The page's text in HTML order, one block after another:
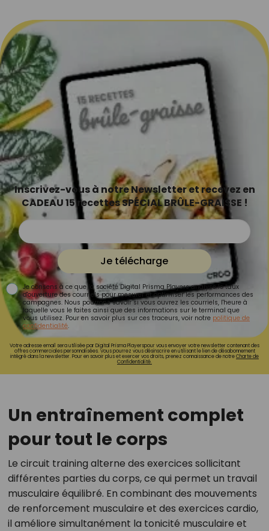
Inscrivez-vous à notre Newsletter et recevez en
CADEAU 15 recettes SPÉCIAL BRÛLE-GRAISSE !
Je télécharge
Je consens à ce que la société Digital Prisma Players analyse le taux
d'ouverture des courriels pour mesurer et optimiser les performances des
campagnes. Nous pourrons savoir si vous ouvrez les courriels, l'heure à
laquelle vous le faites ainsi que des informations sur le terminal que
vous utilisez. Pour en savoir plus sur ces traceurs, voir notre politique de
confidentialité.
Votre adresse email sera utilisée par Digital Prisma Playerspour vous envoyer votre newsletter contenant des
offres commerciales personnalisées. Vous pourrez vous désinscrire en utilisant le lien de désabonnement
intégré dans la newsletter. Pour en savoir plus et exercer vos droits, prenez connaissance de notreCharte de
Confidentialité.
Un entraînement complet
pour tout le corps
Le circuit training alterne des exercices sollicitant
différentes parties du corps, ce qui permet un travail
musculaire équilibré. En combinant des mouvements
de renforcement musculaire et des exercices cardio,
il améliore simultanément la tonicité musculaire et